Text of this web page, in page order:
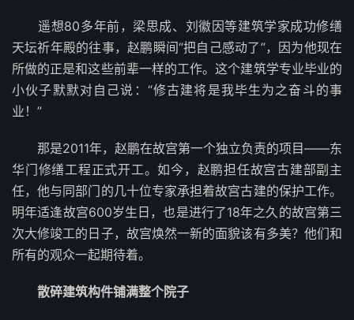
遥想80多年前，梁思成、刘徽因等建筑学家成功修缮
天坛祈年殿的往事，赵鹏瞬间“把自己感动了”，因为他现在
所做的正是和这些前辈一样的工作。这个建筑学专业毕业的
小伙子默默对自己说：“修古建将是我毕生为之奋斗的事
业！”
那是2011年，赵鹏在故宫第一个独立负责的项目——东
华门修缮工程正式开工。如今，赵鹏担任故宫古建部副主
任，他与同部门的几十位专家承担着故宫古建的保护工作。
明年适逢故宫600岁生日，也是进行了18年之久的故宫第三
次大修竣工的日子，故宫焕然一新的面貌该有多美？他们和
所有的观众一起期待着。
散碎建筑构件铺满整个院子